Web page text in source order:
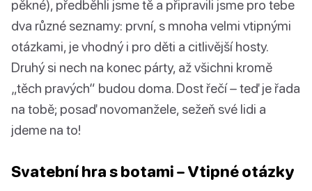
pěkné), předběhli jsme tě a připravili jsme pro tebe
dva různé seznamy: první, s mnoha velmi vtipnými
otázkami, je vhodný i pro děti a citlivější hosty.
Druhý si nech na konec párty, až všichni kromě
„těch pravých“ budou doma. Dost řečí – teď je řada
na tobě; posaď novomanžele, sežeň své lidi a
jdeme na to!
Svatební hra s botami – Vtipné otázky